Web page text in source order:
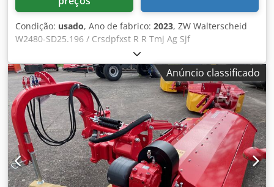
Condição: usado, Ano de fabrico: 2023, ZW Walterscheid
W2480-SD25.196 / Crsdpfxst R R Tmj Ag Sjf
Anúncio classificado